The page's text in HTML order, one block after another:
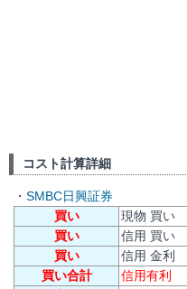
コスト計算詳細
・ SMBC日興証券
買い
現物 買い
買い
信用 買い
買い
信用 金利
買い合計
信用有利